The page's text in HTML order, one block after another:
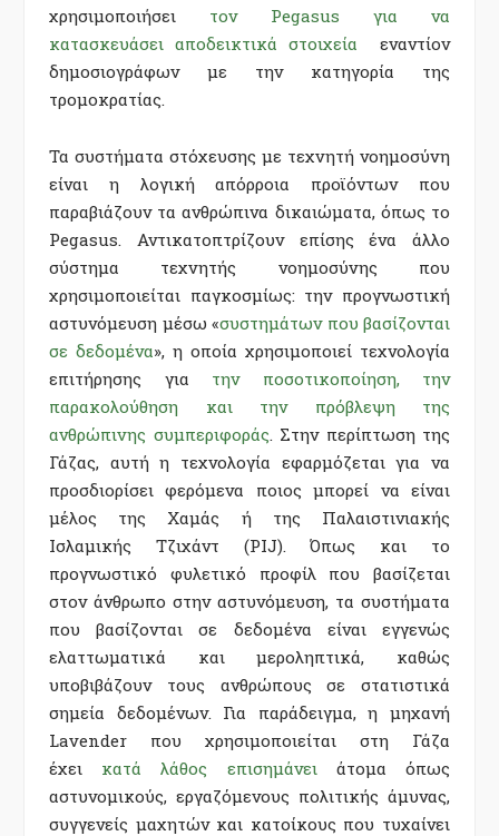
χρησιμοποιήσει τον Pegasus για να
κατασκευάσει αποδεικτικά στοιχεία εναντίον
δημοσιογράφων με την κατηγορία της
τρομοκρατίας.
Τα συστήματα στόχευσης με τεχνητή νοημοσύνη
είναι η λογική απόρροια προϊόντων που
παραβιάζουν τα ανθρώπινα δικαιώματα, όπως το
Pegasus. Αντικατοπτρίζουν επίσης ένα άλλο
σύστημα τεχνητής νοημοσύνης που
χρησιμοποιείται παγκοσμίως: την προγνωστική
αστυνόμευση μέσω «συστημάτων που βασίζονται
σε δεδομένα», η οποία χρησιμοποιεί τεχνολογία
επιτήρησης για την ποσοτικοποίηση, την
παρακολούθηση και την πρόβλεψη της
ανθρώπινης συμπεριφοράς . Στην περίπτωση της
Γάζας, αυτή η τεχνολογία εφαρμόζεται για να
προσδιορίσει φερόμενα ποιος μπορεί να είναι
μέλος της Χαμάς ή της Παλαιστινιακής
Ισλαμικής Τζιχάντ (PIJ). Όπως και το
προγνωστικό φυλετικό προφίλ που βασίζεται
στον άνθρωπο στην αστυνόμευση, τα συστήματα
που βασίζονται σε δεδομένα είναι εγγενώς
ελαττωματικά και μεροληπτικά, καθώς
υποβιβάζουν τους ανθρώπους σε στατιστικά
σημεία δεδομένων. Για παράδειγμα, η μηχανή
Lavender που χρησιμοποιείται στη Γάζα
έχει κατά λάθος επισημάνειάτομα όπως
αστυνομικούς, εργαζόμενους πολιτικής άμυνας,
συγγενείς μαχητών και κατοίκους που τυχαίνει